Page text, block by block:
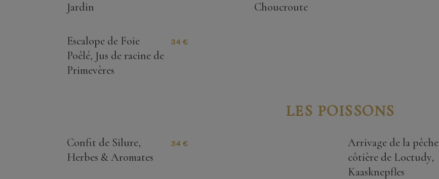
Jardin
Choucroute
Escalope de Foie
Poêlé, Jus de racine de
Primevères
34 €
LES POISSONS
Confit de Silure,
Herbes & Aromates
34 €
Arrivage de la pêche
côtière de Loctudy,
Kaasknepfles